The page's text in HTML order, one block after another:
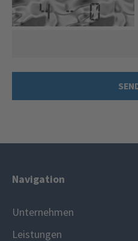
Navigation
Unternehmen
Leistungen